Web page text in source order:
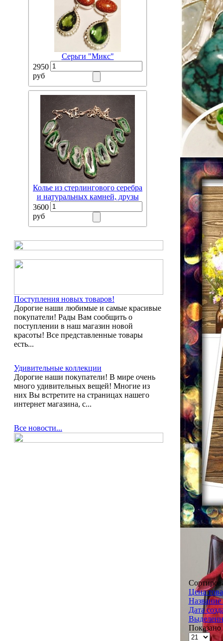
Серьги "Микс"
2950
руб
Колье из стерлингового серебра
и натуральных камней, друзы
3600
руб
Поступления новых товаров!
Дорогие наши любимые и самые красивые
покупатели! Рады Вам сообщить о
поступлении в наш магазин новой
красоты! Все представленные товары
есть...
Удивительные коллекции
Дорогие наши покупатели! В мире очень
много удивительных вещей! Многие из
них Вы встретите на страницах нашего
интернет магазина, с...
Все новости...
Цена
Название
Дата
Показано